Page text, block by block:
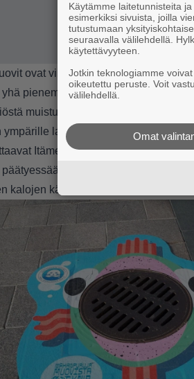
ovat viheliäinen ongelma
pienemmiksi mikromuoveiksi,
muistutetaan Pidä Saaristo
ympärille laitetaan kala-tarroja
Itämerta itseään, ne voivat
niiden vatsaan.
kalojen kärsimiin ongelmiin.
Käytämme laitetunnisteita
esimerkiksi sivuista, joilla
tutustumaan
seuraavalla välilehdellä.
käytettävyyteen.
Jotkin teknologiamme
oikeutettu peruste. Voit
välilehdellä.
Omat